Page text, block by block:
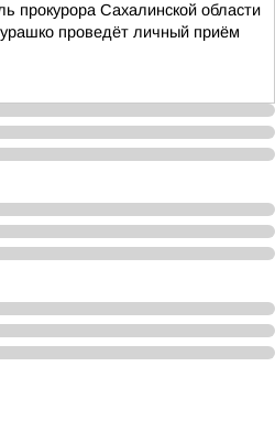
прокурора Сахалинской области
проведёт личный приём